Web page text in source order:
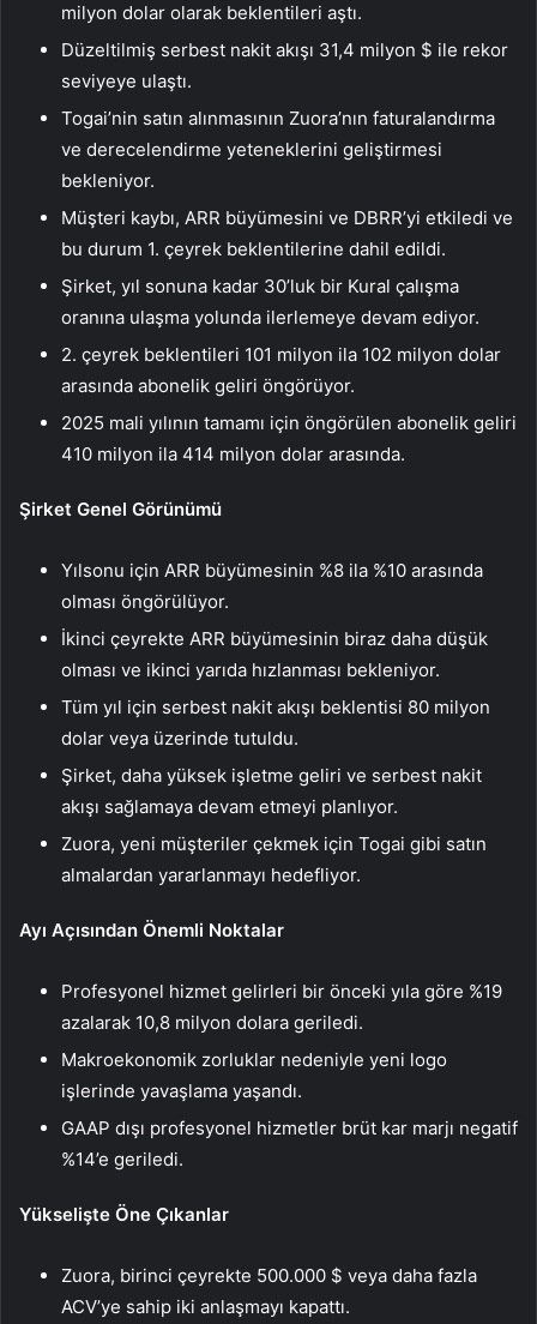
milyon dolar olarak beklentileri aştı.
Düzeltilmiş serbest nakit akışı 31,4 milyon $ ile rekor
seviyeye ulaştı.
Togai’nin satın alınmasının Zuora’nın faturalandırma
ve derecelendirme yeteneklerini geliştirmesi
bekleniyor.
Müşteri kaybı, ARR büyümesini ve DBRR’yi etkiledi ve
bu durum 1. çeyrek beklentilerine dahil edildi.
Şirket, yıl sonuna kadar 30’luk bir Kural çalışma
oranına ulaşma yolunda ilerlemeye devam ediyor.
2. çeyrek beklentileri 101 milyon ila 102 milyon dolar
arasında abonelik geliri öngörüyor.
2025 mali yılının tamamı için öngörülen abonelik geliri
410 milyon ila 414 milyon dolar arasında.
Şirket Genel Görünümü
Yılsonu için ARR büyümesinin %8 ila %10 arasında
olması öngörülüyor.
İkinci çeyrekte ARR büyümesinin biraz daha düşük
olması ve ikinci yarıda hızlanması bekleniyor.
Tüm yıl için serbest nakit akışı beklentisi 80 milyon
dolar veya üzerinde tutuldu.
Şirket, daha yüksek işletme geliri ve serbest nakit
akışı sağlamaya devam etmeyi planlıyor.
Zuora, yeni müşteriler çekmek için Togai gibi satın
almalardan yararlanmayı hedefliyor.
Ayı Açısından Önemli Noktalar
Profesyonel hizmet gelirleri bir önceki yıla göre %19
azalarak 10,8 milyon dolara geriledi.
Makroekonomik zorluklar nedeniyle yeni logo
işlerinde yavaşlama yaşandı.
GAAP dışı profesyonel hizmetler brüt kar marjı negatif
%14’e geriledi.
Yükselişte Öne Çıkanlar
Zuora, birinci çeyrekte 500.000 $ veya daha fazla
ACV’ye sahip iki anlaşmayı kapattı.